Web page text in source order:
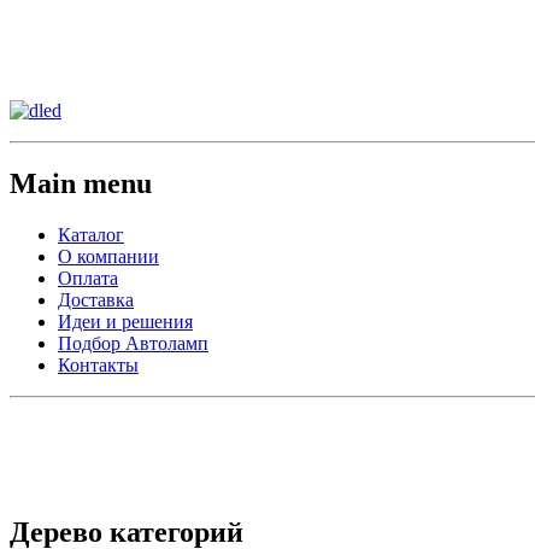
Main menu
Каталог
О компании
Оплата
Доставка
Идеи и решения
Подбор Автоламп
Контакты
Дерево категорий